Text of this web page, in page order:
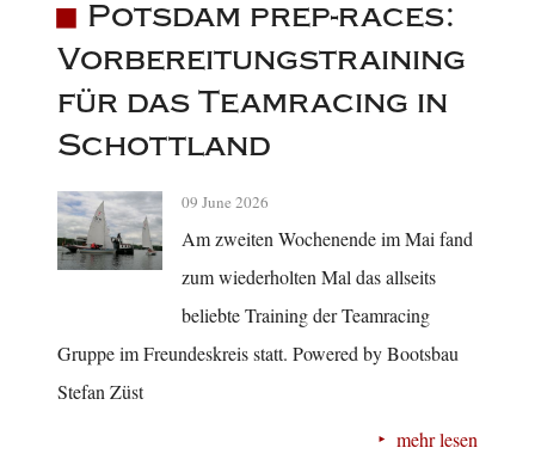
Potsdam prep-races:
Vorbereitungstraining
für das Teamracing in
Schottland
09 June 2026
Am zweiten Wochenende im Mai fand
zum wiederholten Mal das allseits
beliebte Training der Teamracing
Gruppe im Freundeskreis statt. Powered by Bootsbau
Stefan Züst
mehr lesen